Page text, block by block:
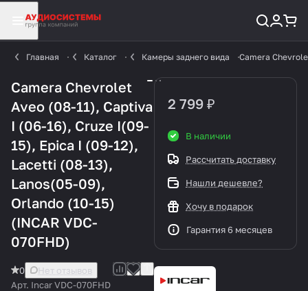
Главная Каталог Камеры заднего вида Camera
Camera Chevrolet
Aveo (08-11), Captiva
I (06-16), Cruze I(09-
15), Epica I (09-12),
Lacetti (08-13),
Lanos(05-09),
Orlando (10-15)
(INCAR VDC-
070FHD)
0
Нет отзывов
Арт. Incar VDC-070FHD
2 799 ₽
В наличии
Рассчитать доставку
Нашли дешевле?
Хочу в подарок
Гарантия 6 месяцев